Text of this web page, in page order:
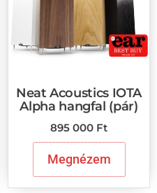
Neat Acoustics IOTA
Alpha hangfal (pár)
895 000 Ft
Megnézem